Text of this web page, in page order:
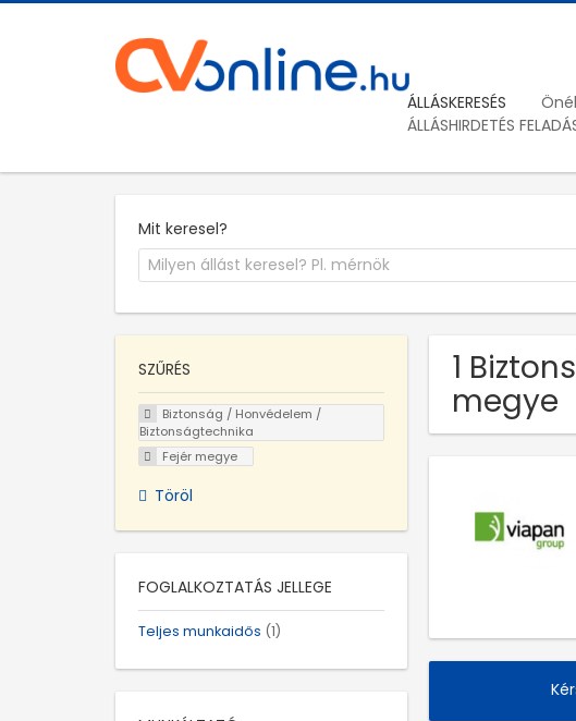
ÁLLÁSKERESÉS
ÁLLÁSHIRDETÉS
Mit keresel?
1
megye
SZŰRÉS
Biztonság / Honvédelem /
Biztonságtechnika
Fejér megye
Töröl
FOGLALKOZTATÁS JELLEGE
Teljes munkaidős (1)